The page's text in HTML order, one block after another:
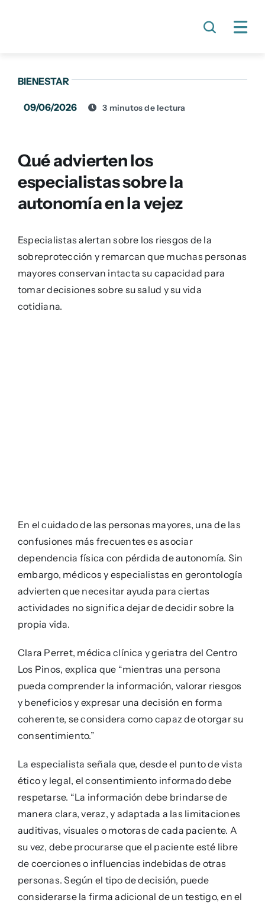
BIENESTAR
09/06/2026 3 minutos de lectura
Qué advierten los
especialistas sobre la
autonomía en la vejez
Especialistas alertan sobre los riesgos de la
sobreprotección y remarcan que muchas personas
mayores conservan intacta su capacidad para
tomar decisiones sobre su salud y su vida
cotidiana.
En el cuidado de las personas mayores, una de las
confusiones más frecuentes es asociar
dependencia física con pérdida de autonomía. Sin
embargo, médicos y especialistas en gerontología
advierten que necesitar ayuda para ciertas
actividades no significa dejar de decidir sobre la
propia vida.
Clara Perret, médica clínica y geriatra del Centro
Los Pinos, explica que “mientras una persona
pueda comprender la información, valorar riesgos
y beneficios y expresar una decisión en forma
coherente, se considera como capaz de otorgar su
consentimiento.”
La especialista señala que, desde el punto de vista
ético y legal, el consentimiento informado debe
respetarse. “La información debe brindarse de
manera clara, veraz, y adaptada a las limitaciones
auditivas, visuales o motoras de cada paciente. A
su vez, debe procurarse que el paciente esté libre
de coerciones o influencias indebidas de otras
personas. Según el tipo de decisión, puede
considerarse la firma adicional de un testigo, en el